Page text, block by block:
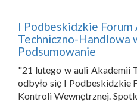
I Podbeskidzkie
Techniczno-Handlowa
Podsumowanie
"21 lutego w auli Akademii
odbyło się I Podbeskidzkie
Kontroli Wewnętrznej.